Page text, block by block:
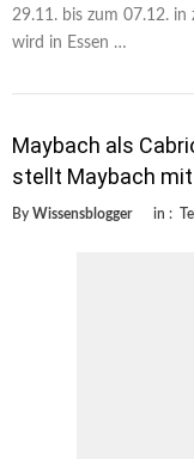
29.11. bis zum 07.12. in
wird in Essen …
Maybach als
stellt Maybach
By Wissensblogger in :